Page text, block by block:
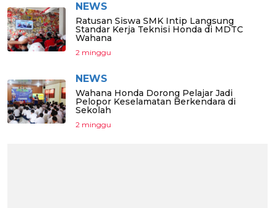
NEWS
Ratusan Siswa SMK Intip Langsung
Standar Kerja Teknisi Honda di MDTC
Wahana
2 minggu
NEWS
Wahana Honda Dorong Pelajar Jadi
Pelopor Keselamatan Berkendara di
Sekolah
2 minggu